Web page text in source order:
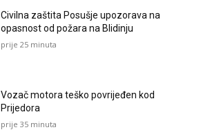
Civilna zaštita Posušje upozorava na
opasnost od požara na Blidinju
prije 25 minuta
Vozač motora teško povrijeđen kod
Prijedora
prije 35 minuta